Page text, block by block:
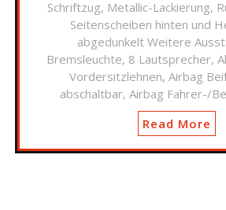
Schriftzug, Metallic-Lackierung,
Seitenscheiben hinten und
abgedunkelt Weitere
Bremsleuchte, 8 Lautsprecher,
Vordersitzlehnen, Airbag
abschaltbar, Airbag Fahrer-/
Read More